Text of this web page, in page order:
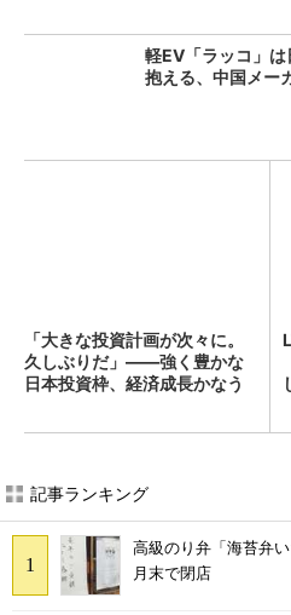
軽EV「ラッコ」
抱える、中国メー
「大きな投資計画が次々に。
久しぶりだ」――強く豊かな
日本投資枠、経済成長かなう
記事ランキング
高級のり弁「海苔弁
月末で閉店